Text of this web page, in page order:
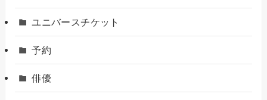
ユニバースチケット
予約
俳優